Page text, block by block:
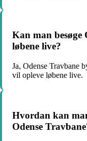
Kan man besøge
løbene live?
Ja, Odense Travbane
vil opleve løbene live.
Hvordan kan
Odense